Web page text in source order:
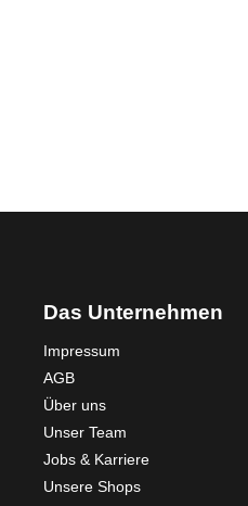
Das Unternehmen
Impressum
AGB
Über uns
Unser Team
Jobs & Karriere
Unsere Shops